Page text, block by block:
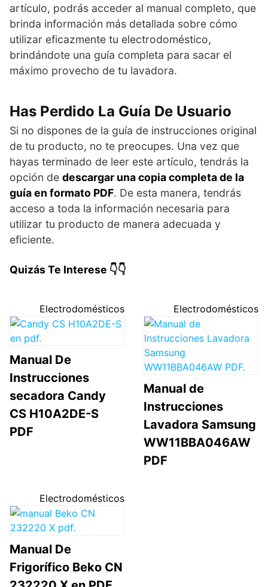
artículo, podrás acceder al manual completo, que
brinda información más detallada sobre cómo
utilizar eficazmente tu electrodoméstico,
brindándote una guía completa para sacar el
máximo provecho de tu lavadora.
Has Perdido La Guía De Usuario
Si no dispones de la guía de instrucciones original
de tu producto, no te preocupes. Una vez que
hayas terminado de leer este artículo, tendrás la
opción de descargar una copia completa de la
guía en formato PDF. De esta manera, tendrás
acceso a toda la información necesaria para
utilizar tu producto de manera adecuada y
eficiente.
Quizás Te Interese 👇👇
Electrodomésticos
Manual De
Instrucciones
secadora Candy
CS H10A2DE-S
PDF
Electrodomésticos
Manual de
Instrucciones
Lavadora Samsung
WW11BBA046AW
PDF
Electrodomésticos
Manual De
Frigorífico Beko CN